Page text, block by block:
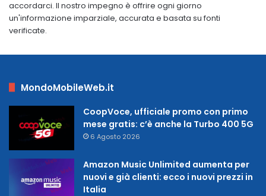
accordarci. Il nostro impegno è offrire ogni giorno
un'informazione imparziale, accurata e basata su fonti
verificate.
MondoMobileWeb.it
CoopVoce, ufficiale promo con primo
mese gratis: c’è anche la Turbo 400 5G
6 Agosto 2026
Amazon Music Unlimited aumenta per
nuovi e già clienti: ecco i nuovi prezzi in
Italia